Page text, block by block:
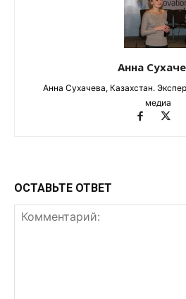
Анна
Анна Сухачева, Казахстан.
медиа
ОСТАВЬТЕ ОТВЕТ